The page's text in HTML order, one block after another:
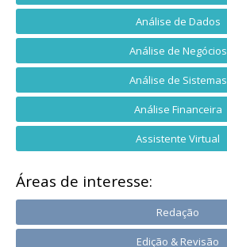
Análise de Dados
Análise de Negócios
Análise de Sistemas
Análise Financeira
Assistente Virtual
Áreas de interesse:
Redação
Edição & Revisão